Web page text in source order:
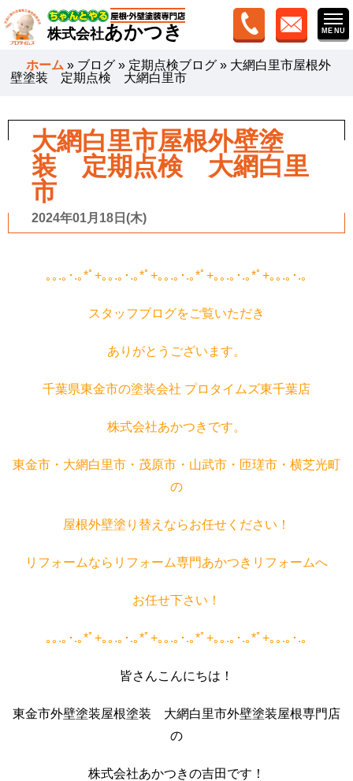
株式会社あかつき
ホーム » ブログ » 定期点検ブログ » 大網白里市屋根外
壁塗装 定期点検 大網白里市
大網白里市屋根外壁塗
装 定期点検 大網白里
市
2024年01月18日(木)
｡｡ .｡･ .｡*ﾟ+｡｡ .｡･ .｡*ﾟ+｡｡ .｡･ .｡*ﾟ+｡｡ .｡･ .｡*ﾟ+｡｡ .｡･ .｡
スタッフブログをご覧いただき
ありがとうございます。
千葉県東金市の塗装会社 プロタイムズ東千葉店
株式会社あかつきです。
東金市・大網白里市・茂原市・山武市・匝瑳市・横芝光町
の
屋根外壁塗り替えならお任せください！
リフォームならリフォーム専門あかつきリフォームへ
お任せ下さい！
｡｡ .｡･ .｡*ﾟ+｡｡ .｡･ .｡*ﾟ+｡｡ .｡･ .｡*ﾟ+｡｡ .｡･ .｡*ﾟ+｡｡ .｡･ .｡
皆さんこんにちは！
東金市外壁塗装屋根塗装 大網白里市外壁塗装屋根専門店
の
株式会社あかつきの吉田です！